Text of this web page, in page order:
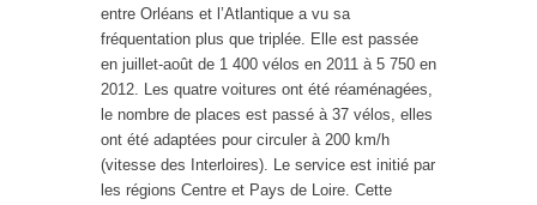
entre Orléans et l’Atlantique a vu sa
fréquentation plus que triplée. Elle est passée
en juillet-août de 1 400 vélos en 2011 à 5 750 en
2012. Les quatre voitures ont été réaménagées,
le nombre de places est passé à 37 vélos, elles
ont été adaptées pour circuler à 200 km/h
(vitesse des Interloires). Le service est initié par
les régions Centre et Pays de Loire. Cette